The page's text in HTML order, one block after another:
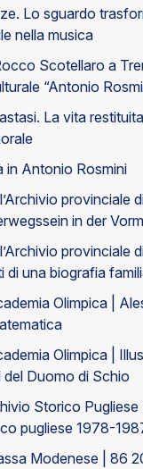
Lo sguardo
nella musica
Scotellaro a
“Antonio
La vita
in Antonio Rosmini
provinciale
in der
provinciale
di una biografia
Olimpica |
Olimpica |
Duomo di Schio
Storico
pugliese 1978-
Modenese | 86